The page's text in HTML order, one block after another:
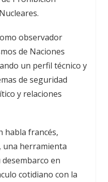
observador
de Naciones
un perfil técnico y
de seguridad
y relaciones
habla francés,
una herramienta
en
cotidiano con la